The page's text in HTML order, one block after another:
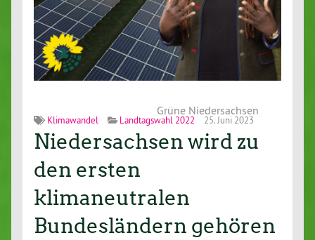
Grüne Niedersachsen
Klimawandel Landtagswahl 2022 25. Juni 2023
Niedersachsen wird zu
den ersten
klimaneutralen
Bundesländern gehören